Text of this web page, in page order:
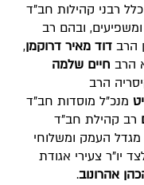
רבני קהילות חב"ד
ובהם רב
הרב דוד מאיר דרוקמן,
הרב חיים שלמה
הרב
מנכ"ל מוסדות חב"ד
רב קהילת חב"ד
העמק ומשלוחי
יו"ר צעירי אגודת
אהרונוב.